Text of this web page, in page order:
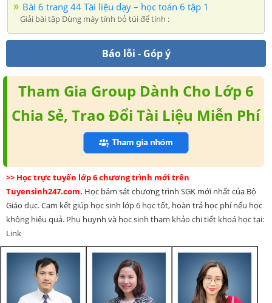
Bài 6 trang 44 Tài liệu dạy – học toán 6 tập 1
Giải bài tập Dùng máy tính bỏ túi để tính :
Báo lỗi - Góp ý
Tham Gia Group Dành Cho Lớp 6
Chia Sẻ, Trao Đổi Tài Liệu Miễn Phí
>> Học trực tuyến lớp 6 chương trình mới trên
Tuyensinh247.com. Học bám sát chương trình SGK mới nhất của Bộ
Giáo dục. Cam kết giúp học sinh lớp 6 học tốt, hoàn trả học phí nếu học
không hiệu quả. Phụ huynh và học sinh tham khảo chi tiết khoá học tại:
Link